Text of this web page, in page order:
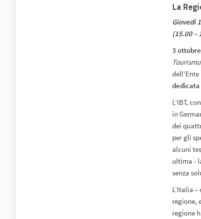
La
Giovedì
(15.00 –
3
dedicata
L’IBT,
in
dei
per gli
alcuni
ultima -
senza
L’Italia
regione,
regione